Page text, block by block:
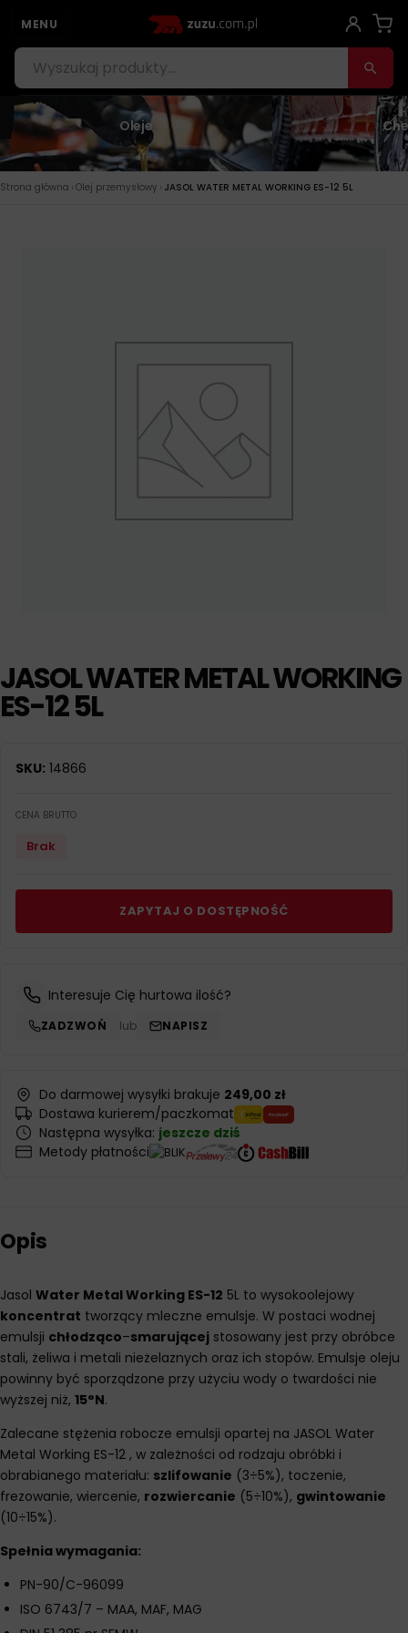
MENU
Oleje
Strona główna › Olej przemysłowy › JASOL WATER METAL WORKING ES-12 5L
JASOL WATER METAL WORKING
ES-12 5L
SKU: 14866
CENA BRUTTO
Brak
ZAPYTAJ O DOSTĘPNOŚĆ
Interesuje Cię hurtowa ilość?
ZADZWOŃ lub NAPISZ
Do darmowej wysyłki brakuje 249,00 zł
Dostawa kurierem/paczkomat
Następna wysyłka: jeszcze dziś
Metody płatności
Opis
Jasol Water Metal Working ES-12 5L to wysokoolejowy
koncentrat tworzący mleczne emulsje. W postaci wodnej
emulsji chłodząco–smarującej stosowany jest przy obróbce
stali, żeliwa i metali nieżelaznych oraz ich stopów. Emulsje oleju
powinny być sporządzone przy użyciu wody o twardości nie
wyższej niż, 15°N.
Zalecane stężenia robocze emulsji opartej na JASOL Water
Metal Working ES-12 , w zależności od rodzaju obróbki i
obrabianego materiału: szlifowanie (3÷5%), toczenie,
frezowanie, wiercenie, rozwiercanie (5÷10%), gwintowanie
(10÷15%).
Spełnia wymagania:
PN-90/C-96099
ISO 6743/7 – MAA, MAF, MAG